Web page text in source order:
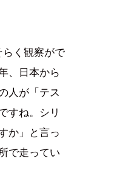
らく観察がで
、日本から
人が「テス
すね。シリ
か」と言っ
で走ってい